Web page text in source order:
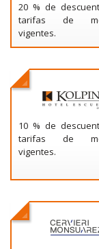
20 % de
tarifas de
vigentes.
10 % de
tarifas de
vigentes.